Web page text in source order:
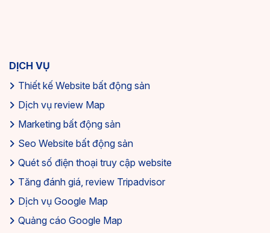
DỊCH VỤ
Thiết kế Website bất động sản
Dịch vụ review Map
Marketing bất động sản
Seo Website bất động sản
Quét số điện thoại truy cập website
Tăng đánh giá, review Tripadvisor
Dịch vụ Google Map
Quảng cáo Google Map